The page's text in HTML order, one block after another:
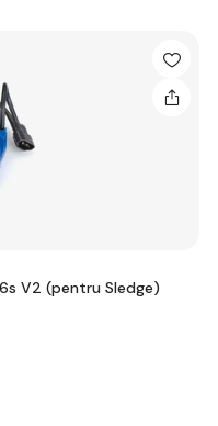
V2 (pentru Sledge)